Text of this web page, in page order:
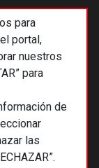
para
portal,
nuestros
para
de
las